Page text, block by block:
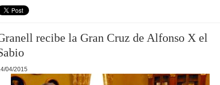
recibe la Gran Cruz de Alfonso X el
04/2015